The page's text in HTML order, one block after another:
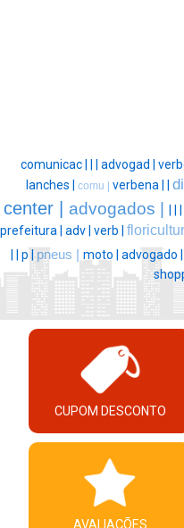
comunicac | | | advogad |
lanches | comu | verbena | |
center | advogados | | | |
prefeitura | adv | verb |
| | p | pneus | moto | advogado |
CUPOM DESCONTO
AVALIAÇÕES